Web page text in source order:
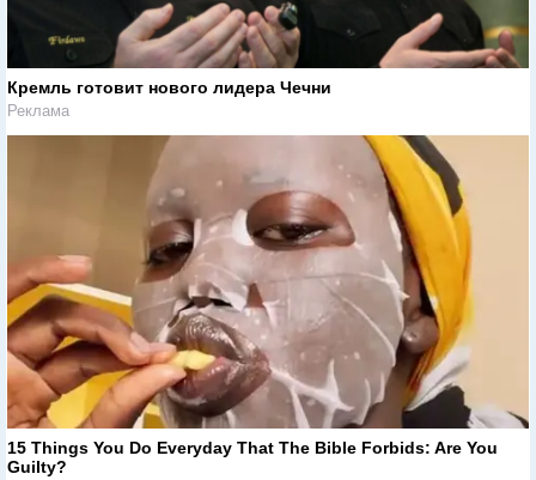
Кремль готовит нового лидера Чечни
Реклама
15 Things You Do Everyday That The Bible Forbids: Are You
Guilty?